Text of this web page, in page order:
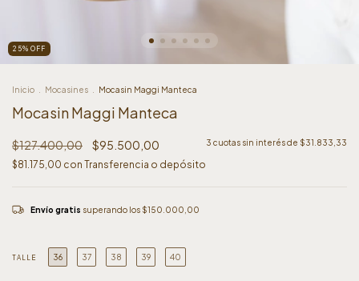
25% OFF
Inicio Mocasines Mocasin Maggi Manteca
Mocasin Maggi Manteca
$127.400,00 $95.500,00 3 cuotas sin interés de $31.833,33
$81.175,00 con Transferencia o depósito
Envío gratis superando los $150.000,00
TALLE 36 37 38 39 40